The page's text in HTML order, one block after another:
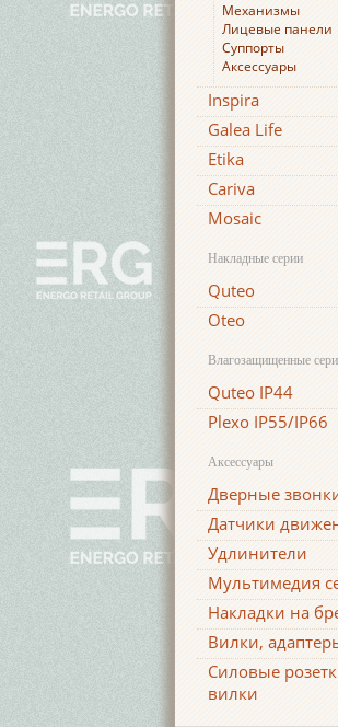
Механизмы
Лицевые панели
Суппорты
Аксессуары
Inspira
Galea Life
Etika
Cariva
Mosaic
Накладные серии
Quteo
Oteo
Влагозащищенные
Quteo IP44
Plexo IP55/IP66
Аксессуары
Дверные
Датчики
Удлинители
Мультимедия
Накладки на
Вилки,
Силовые
вилки